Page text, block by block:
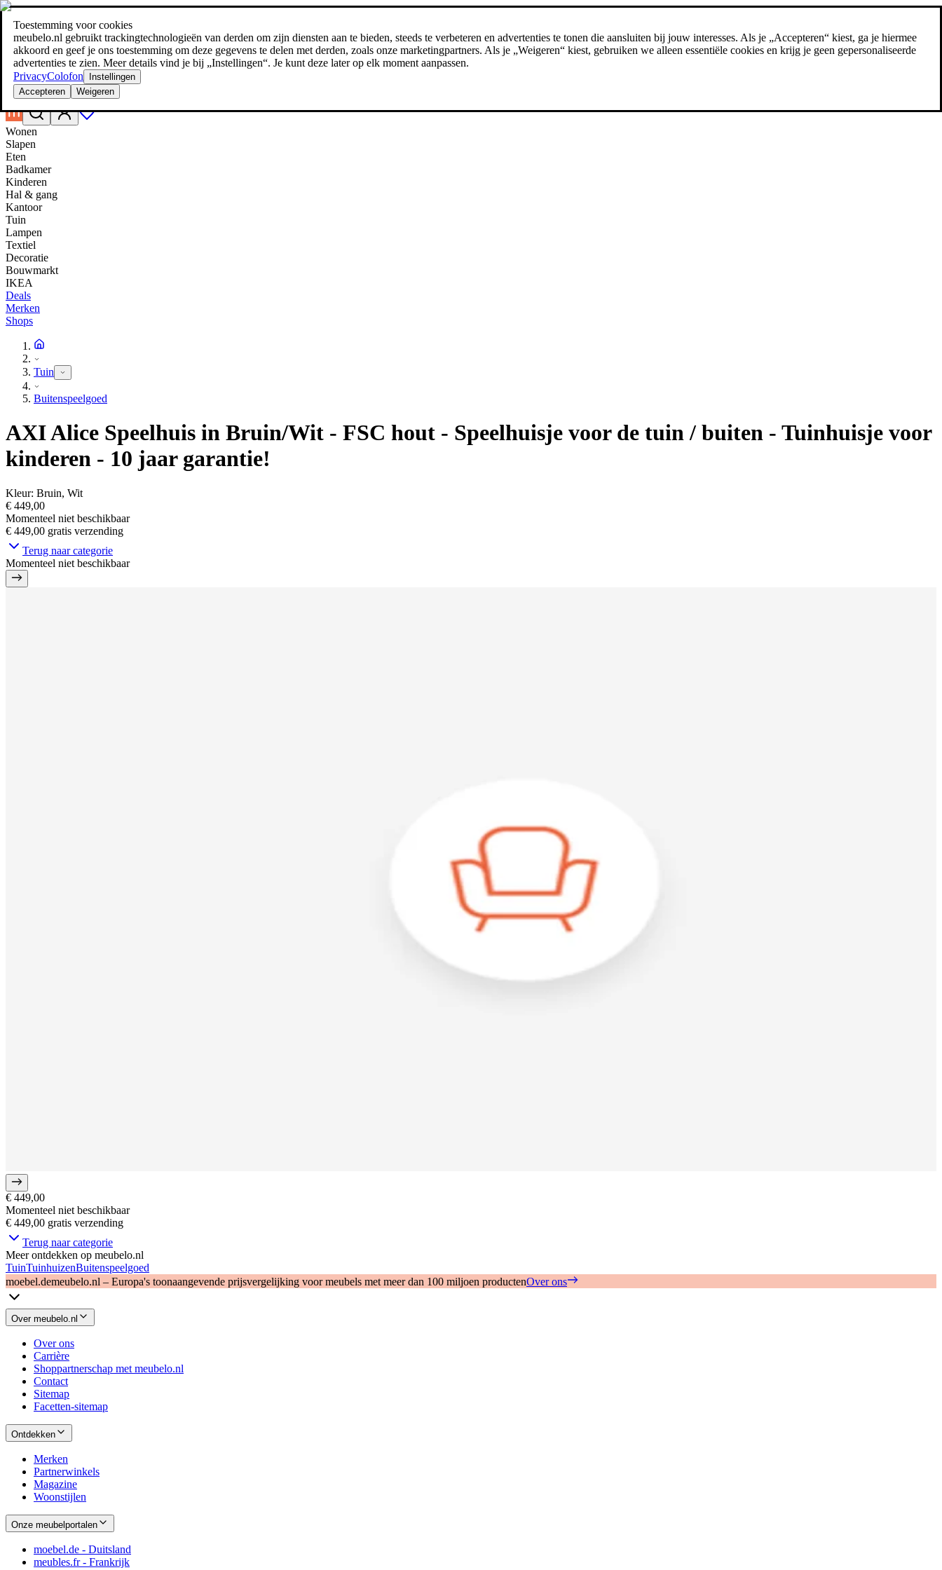
Toestemming voor cookies
meubelo.nl gebruikt trackingtechnologieën van derden om zijn diensten aan te bieden, steeds te verbeteren en advertenties te tonen die aansluiten bij jouw interesses. Als je „Accepteren“ kiest, ga je hiermee
akkoord en geef je ons toestemming om deze gegevens te delen met derden, zoals onze marketingpartners. Als je „Weigeren“ kiest, gebruiken we alleen essentiële cookies en krijg je geen gepersonaliseerde
advertenties te zien. Meer details vind je bij „Instellingen“. Je kunt deze later op elk moment aanpassen.
PrivacyColofon
Instellingen
Accepteren
Weigeren
Zoeken
meubel jezelf de beste prijs!meubel jezelf de beste prijs!
Wonen
Slapen
Eten
Badkamer
Kinderen
Hal & gang
Kantoor
Tuin
Lampen
Textiel
Decoratie
Bouwmarkt
IKEA
Deals
Merken
Shops
Tuin
Buitenspeelgoed
AXI Alice Speelhuis in Bruin/Wit - FSC hout - Speelhuisje voor de tuin / buiten - Tuinhuisje voor
kinderen - 10 jaar garantie!
Kleur: Bruin, Wit
€ 449,00
Momenteel niet beschikbaar
€ 449,00 gratis verzending
Terug naar categorie
Momenteel niet beschikbaar
€ 449,00
Momenteel niet beschikbaar
€ 449,00 gratis verzending
Terug naar categorie
Meer ontdekken op meubelo.nl
TuinTuinhuizenBuitenspeelgoed
moebel.demeubelo.nl – Europa's toonaangevende prijsvergelijking voor meubels met meer dan 100 miljoen productenOver ons
Over meubelo.nl
Over ons
Carrière
Shoppartnerschap met meubelo.nl
Contact
Sitemap
Facetten-sitemap
Ontdekken
Merken
Partnerwinkels
Magazine
Woonstijlen
Onze meubelportalen
moebel.de - Duitsland
meubles.fr - Frankrijk